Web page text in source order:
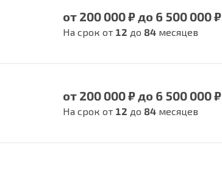
от 200 000 ₽ до 6 500 000 ₽
На срок от 12 до 84месяцев
от 200 000 ₽ до 6 500 000 ₽
На срок от 12 до 84месяцев